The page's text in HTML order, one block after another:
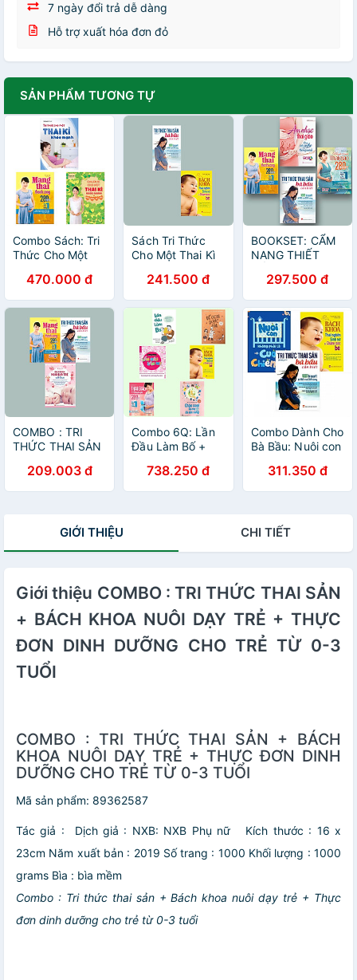
7 ngày đổi trả dễ dàng
Hỗ trợ xuất hóa đơn đỏ
SẢN PHẨM TƯƠNG TỰ
Combo Sách: Tri
Thức Cho Một
Mạnh + Mang
Thai Thành Công
+ Chuẩn Bị Cho
Một Thai Kì Khoẻ
Mạnh Chào Đón
Bé Yêu
470.000 đ
Sách Tri Thức
Cho Một Thai Kì
Bách Khoa Thai
Nghén Sinh Nở
Và Chăm Sóc Bé
241.500 đ
BOOKSET: CẨM
NANG THIẾT
BÀ BẦU
297.500 đ
COMBO : TRI
THỨC THAI SẢN
THÀNH CÔNG +
BÁCH KHOA
209.003 đ
Combo 6Q: Lần
Đầu Làm Bố +
+ Thai Giáo Theo
Chuyên Gia - 280
Bé + Bác Sĩ
Riêng Của Bé
Yêu - Chào Con!
Ba Mẹ Đã Sẵn
Sàng (Tái Bản)
738.250 đ
Combo Dành Cho
Bà Bầu: Nuôi con
cuộc chiến + Tri
Thức Thai Sản
Nghén Sinh Nở
bé
311.350 đ
GIỚI THIỆU CHI TIẾT
Giới thiệu COMBO : TRI THỨC THAI SẢN
+ BÁCH KHOA NUÔI DẠY TRẺ + THỰC
ĐƠN DINH DƯỠNG CHO TRẺ TỪ 0-3
TUỔI
COMBO : TRI THỨC THAI SẢN + BÁCH
KHOA NUÔI DẠY TRẺ + THỰC ĐƠN DINH
DƯỠNG CHO TRẺ TỪ 0-3 TUỔI
Mã sản phẩm: 89362587
Tác giả : Dịch giả : NXB: NXB Phụ nữ
Kích thước : 16 x
23cm Năm xuất bản : 2019 Số trang : 1000 Khối lượng : 1000
grams Bìa : bìa mềm
Combo : Tri thức thai sản + Bách khoa nuôi dạy trẻ + Thực
đơn dinh dưỡng cho trẻ từ 0-3 tuổi